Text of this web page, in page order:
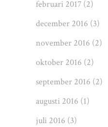
februari 2017 (2)
december 2016 (3)
november 2016 (2)
oktober 2016 (2)
september 2016 (2)
augusti 2016 (1)
juli 2016 (3)